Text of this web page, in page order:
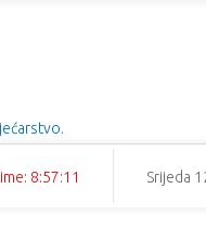
8:57:10 Srijeda